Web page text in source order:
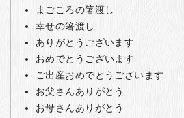
まごころの箸渡し
幸せの箸渡し
ありがとうございます
おめでとうございます
ご出産おめでとうございます
お父さんありがとう
お母さんありがとう